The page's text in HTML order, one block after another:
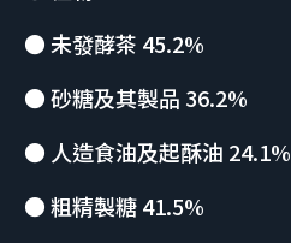
● 未發酵茶 45.2%
● 砂糖及其製品 36.2%
● 人造食油及起酥油 24.1%
● 粗精製糖 41.5%